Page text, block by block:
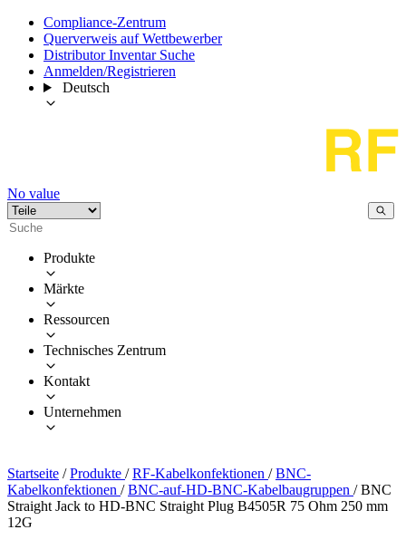
Compliance-Zentrum
Querverweis auf Wettbewerber
Distributor Inventar Suche
Anmelden/Registrieren
Deutsch
No value
Produkte
Märkte
Ressourcen
Technisches Zentrum
Kontakt
Unternehmen
Startseite / Produkte / RF-Kabelkonfektionen / BNC-
Kabelkonfektionen / BNC-auf-HD-BNC-Kabelbaugruppen / BNC
Straight Jack to HD-BNC Straight Plug B4505R 75 Ohm 250 mm
12G